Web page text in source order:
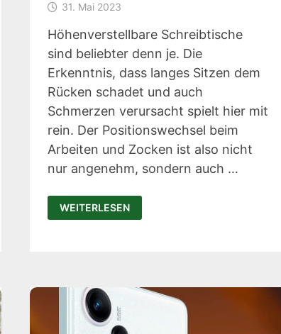
31. Mai 2023
Höhenverstellbare Schreibtische
sind beliebter denn je. Die
Erkenntnis, dass langes Sitzen dem
Rücken schadet und auch
Schmerzen verursacht spielt hier mit
rein. Der Positionswechsel beim
Arbeiten und Zocken ist also nicht
nur angenehm, sondern auch …
ULTIMATE
SETUP
GAMING
BÜROAMBITION
WEITERLESEN